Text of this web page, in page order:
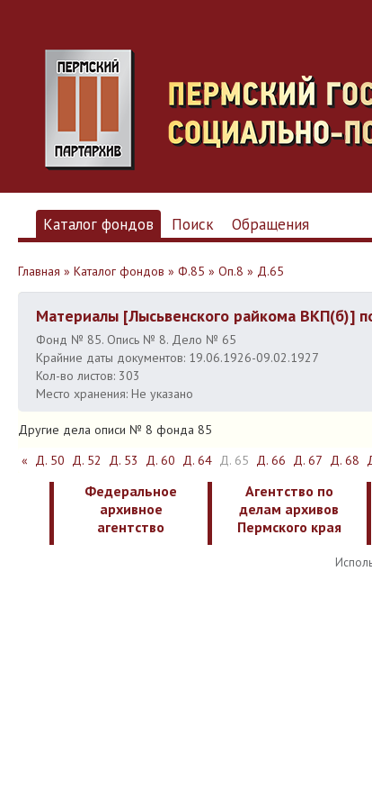
Каталог фондов Поиск Обращения
Главная » Каталог фондов » Ф.85 » Оп.8 » Д.65
Материалы [Лысьвенского райкома ВКП(б)]
Фонд № 85. Опись № 8. Дело № 65
Крайние даты документов: 19.06.1926-09.02.1927
Кол-во листов: 303
Место хранения: Не указано
Другие дела описи № 8 фонда 85
« Д. 50 Д. 52 Д. 53 Д. 60 Д. 64 Д. 65 Д. 66 Д. 67 Д. 68
Федеральное
архивное
агентство
Агентство по
делам архивов
Пермского края